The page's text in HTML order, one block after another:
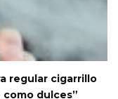
regular cigarrillo
dulces”